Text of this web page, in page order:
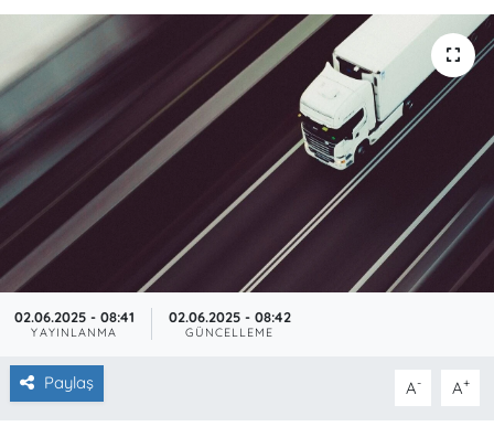
02.06.2025 - 08:41
YAYINLANMA
02.06.2025 - 08:42
GÜNCELLEME
Paylaş A- A+